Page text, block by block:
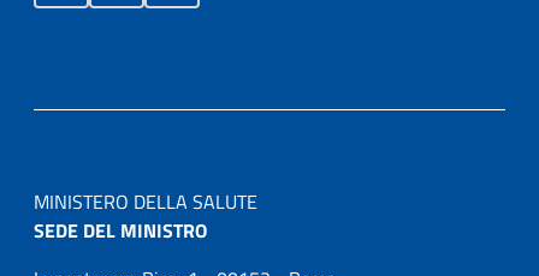
MINISTERO DELLA SALUTE
SEDE DEL MINISTRO